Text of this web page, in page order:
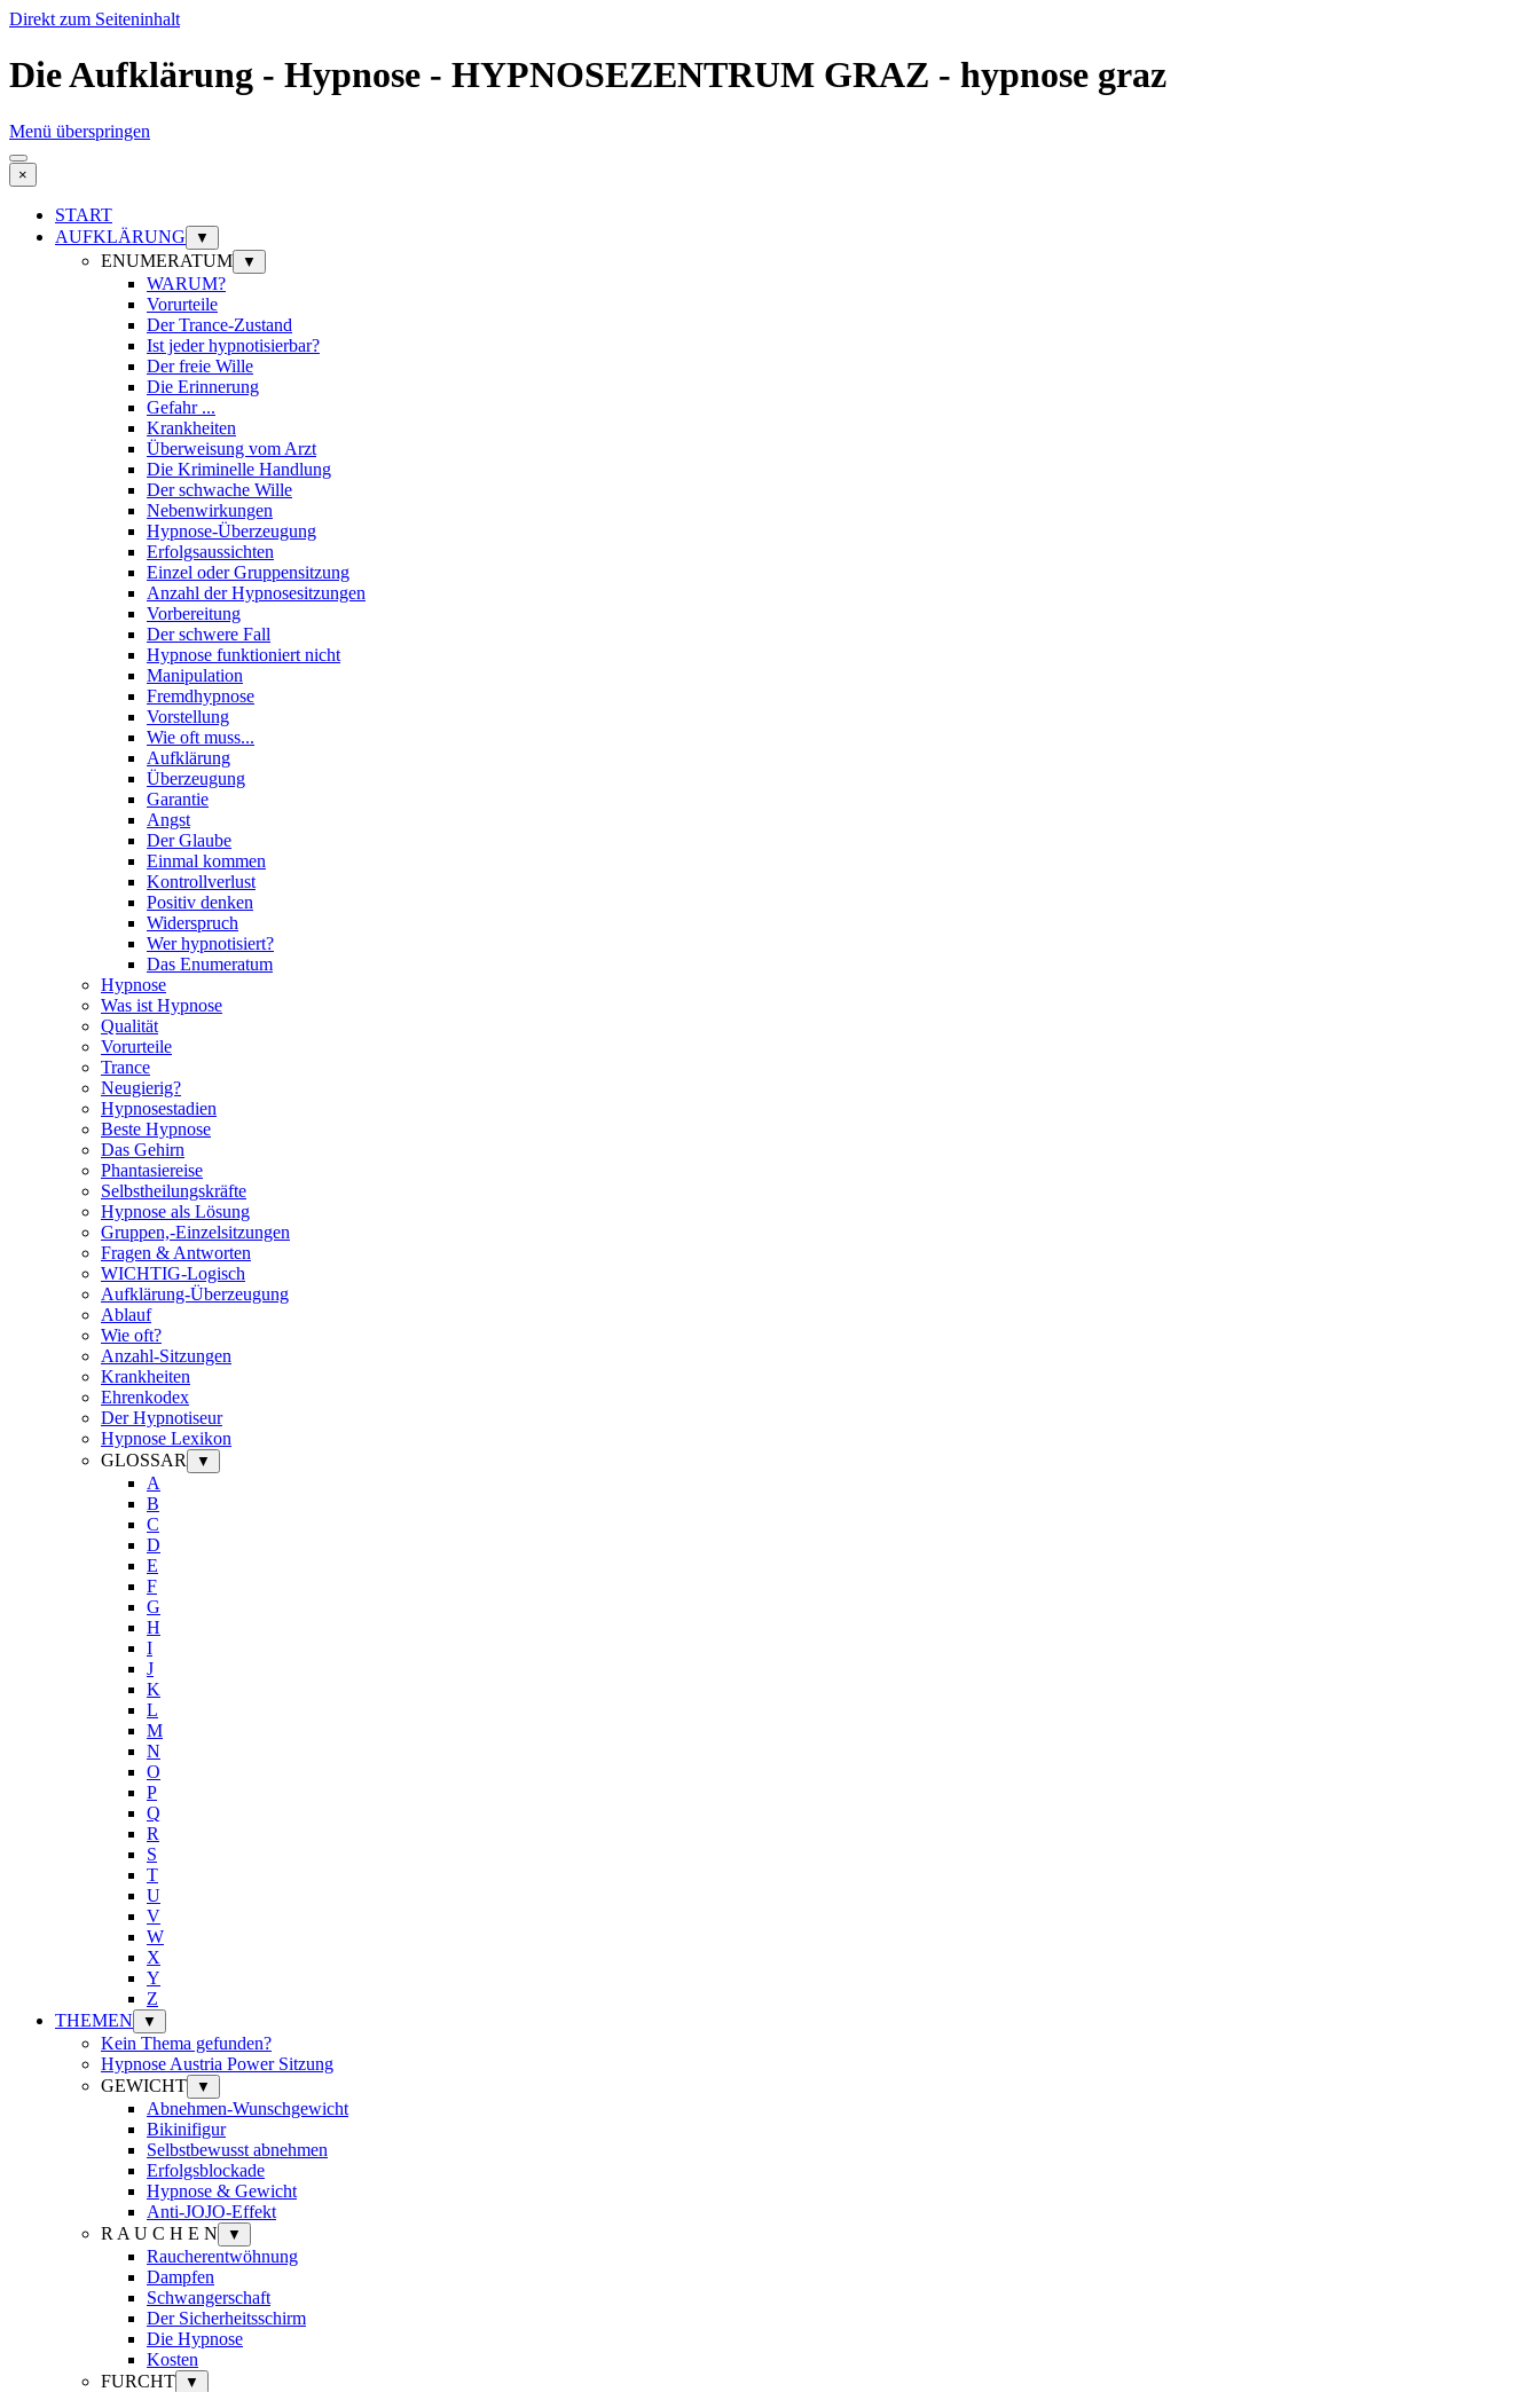
Direkt zum Seiteninhalt
Die Aufklärung - Hypnose - HYPNOSEZENTRUM GRAZ - hypnose graz
Menü überspringen
×
START
AUFKLÄRUNG
▼
ENUMERATUM ▼
WARUM?
Vorurteile
Der Trance-Zustand
Ist jeder hypnotisierbar?
Der freie Wille
Die Erinnerung
Gefahr ...
Krankheiten
Überweisung vom Arzt
Die Kriminelle Handlung
Der schwache Wille
Nebenwirkungen
Hypnose-Überzeugung
Erfolgsaussichten
Einzel oder Gruppensitzung
Anzahl der Hypnosesitzungen
Vorbereitung
Der schwere Fall
Hypnose funktioniert nicht
Manipulation
Fremdhypnose
Vorstellung
Wie oft muss...
Aufklärung
Überzeugung
Garantie
Angst
Der Glaube
Einmal kommen
Kontrollverlust
Positiv denken
Widerspruch
Wer hypnotisiert?
Das Enumeratum
Hypnose
Was ist Hypnose
Qualität
Vorurteile
Trance
Neugierig?
Hypnosestadien
Beste Hypnose
Das Gehirn
Phantasiereise
Selbstheilungskräfte
Hypnose als Lösung
Gruppen,-Einzelsitzungen
Fragen & Antworten
WICHTIG-Logisch
Aufklärung-Überzeugung
Ablauf
Wie oft?
Anzahl-Sitzungen
Krankheiten
Ehrenkodex
Der Hypnotiseur
Hypnose Lexikon
GLOSSAR
▼
A
B
C
D
E
F
G
H
I
J
K
L
M
N
O
P
Q
R
S
T
U
V
W
X
Y
Z
THEMEN
▼
Kein Thema gefunden?
Hypnose Austria Power Sitzung
GEWICHT
▼
Abnehmen-Wunschgewicht
Bikinifigur
Selbstbewusst abnehmen
Erfolgsblockade
Hypnose & Gewicht
Anti-JOJO-Effekt
R A U C H E N
▼
Raucherentwöhnung
Dampfen
Schwangerschaft
Der Sicherheitsschirm
Die Hypnose
Kosten
FURCHT
▼